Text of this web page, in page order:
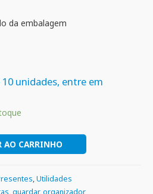
da embalagem
unidades, entre em
AO CARRINHO
,Utilidades